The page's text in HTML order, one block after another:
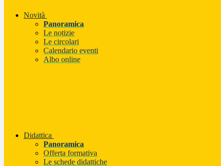
Novità
Panoramica
Le notizie
Le circolari
Calendario eventi
Albo online
Didattica
Panoramica
Offerta formativa
Le schede didattiche